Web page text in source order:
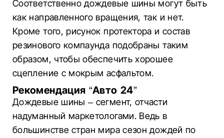
Соответственно дождевые шины могут быть
как направленного вращения, так и нет.
Кроме того, рисунок протектора и состав
резинового компаунда подобраны таким
образом, чтобы обеспечить хорошее
сцепление с мокрым асфальтом.
Рекомендация “Авто 24”
Дождевые шины – сегмент, отчасти
надуманный маркетологами. Ведь в
большинстве стран мира сезон дождей по